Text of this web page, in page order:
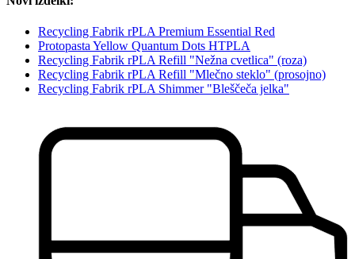
Recycling Fabrik rPLA Premium Essential Red
Protopasta Yellow Quantum Dots HTPLA
Recycling Fabrik rPLA Refill "Nežna cvetlica" (roza)
Recycling Fabrik rPLA Refill "Mlečno steklo" (prosojno)
Recycling Fabrik rPLA Shimmer "Bleščeča jelka"